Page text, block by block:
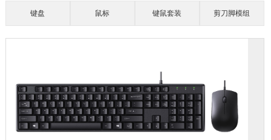
键盘 鼠标 键鼠套装 剪刀脚模组